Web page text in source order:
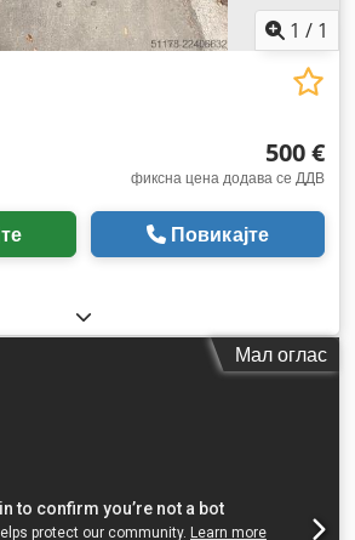
1 / 1
500 €
фиксна цена додава се ДДВ
Повикајте
Мал оглас